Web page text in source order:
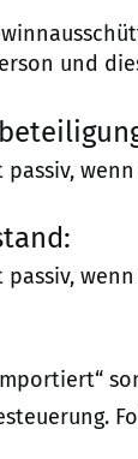
und